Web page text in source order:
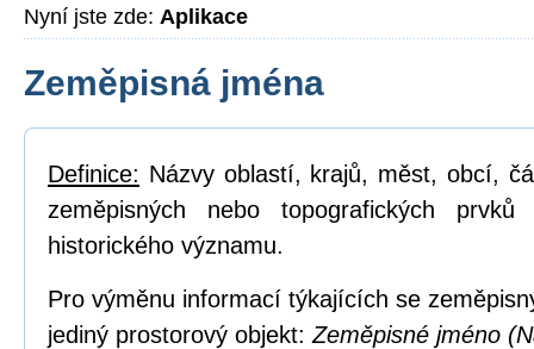
Nyní jste zde: Aplikace
Zeměpisná jména
Definice: Názvy oblastí, krajů, měst, obcí,
zeměpisných nebo topografických
historického významu.
Pro výměnu informací týkajících se
jediný prostorový objekt: Zeměpisné jméno